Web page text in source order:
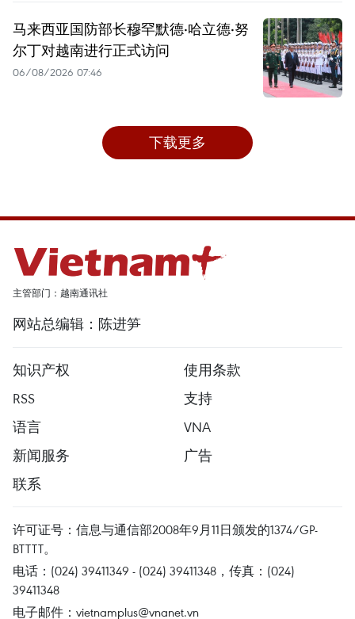
马来西亚国防部长穆罕默德·哈立德·努
尔丁对越南进行正式访问
06/08/2026 07:46
下载更多
主管部门：越南通讯社
网站总编辑：陈进笋
知识产权
使用条款
RSS
支持
语言
VNA
新闻服务
广告
联系
许可证号：信息与通信部2008年9月11日颁发的1374/GP-
BTTTT。
电话：(024) 39411349 - (024) 39411348，传真：(024)
39411348
电子邮件： vietnamplus@vnanet.vn